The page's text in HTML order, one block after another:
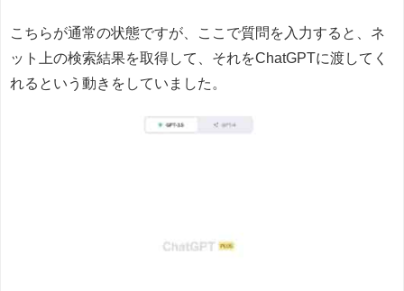
こちらが通常の状態ですが、ここで質問を入力すると、ネ
ット上の検索結果を取得して、それをChatGPTに渡してく
れるという動きをしていました。